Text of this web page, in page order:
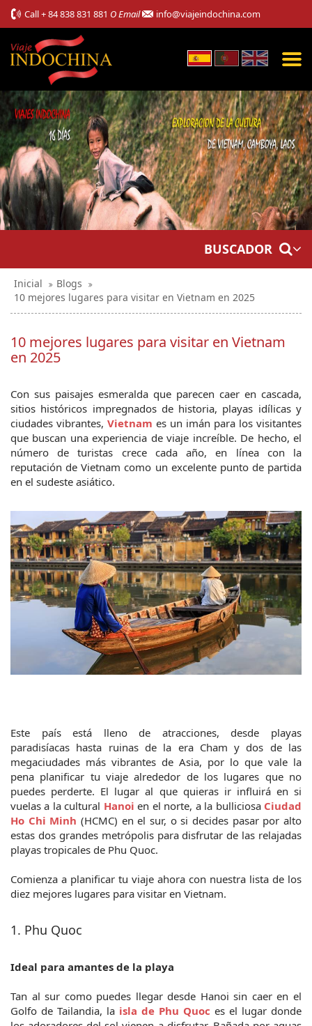
Call+ 84 838 831 881 O Email info@viajeindochina.com
BUSCADOR
Inicial
Blogs
10 mejores lugares para visitar en Vietnam en 2025
10 mejores lugares para visitar en Vietnam
en 2025
Con sus paisajes esmeralda que parecen caer en cascada,
sitios históricos impregnados de historia, playas idílicas y
ciudades vibrantes, Vietnam es un imán para los visitantes
que buscan una experiencia de viaje increíble. De hecho, el
número de turistas crece cada año, en línea con la
reputación de Vietnam como un excelente punto de partida
en el sudeste asiático.
Este país está lleno de atracciones, desde playas
paradisíacas hasta ruinas de la era Cham y dos de las
megaciudades más vibrantes de Asia, por lo que vale la
pena planificar tu viaje alrededor de los lugares que no
puedes perderte. El lugar al que quieras ir influirá en si
vuelas a la cultural Hanoi en el norte, a la bulliciosa Ciudad
Ho Chi Minh (HCMC) en el sur, o si decides pasar por alto
estas dos grandes metrópolis para disfrutar de las relajadas
playas tropicales de Phu Quoc.
Comienza a planificar tu viaje ahora con nuestra lista de los
diez mejores lugares para visitar en Vietnam.
1. Phu Quoc
Ideal para amantes de la playa
Tan al sur como puedes llegar desde Hanoi sin caer en el
Golfo de Tailandia, la isla de Phu Quoc es el lugar donde